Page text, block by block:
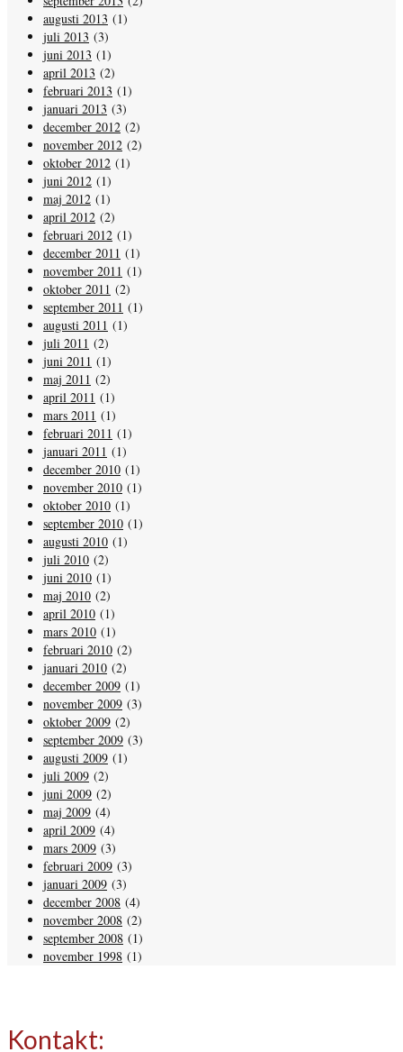
augusti 2013 (1)
juli 2013 (3)
juni 2013 (1)
april 2013 (2)
februari 2013 (1)
januari 2013 (3)
december 2012 (2)
november 2012 (2)
oktober 2012 (1)
juni 2012 (1)
maj 2012 (1)
april 2012 (2)
februari 2012 (1)
december 2011 (1)
november 2011 (1)
oktober 2011 (2)
september 2011 (1)
augusti 2011 (1)
juli 2011 (2)
juni 2011 (1)
maj 2011 (2)
april 2011 (1)
mars 2011 (1)
februari 2011 (1)
januari 2011 (1)
december 2010 (1)
november 2010 (1)
oktober 2010 (1)
september 2010 (1)
augusti 2010 (1)
juli 2010 (2)
juni 2010 (1)
maj 2010 (2)
april 2010 (1)
mars 2010 (1)
februari 2010 (2)
januari 2010 (2)
december 2009 (1)
november 2009 (3)
oktober 2009 (2)
september 2009 (3)
augusti 2009 (1)
juli 2009 (2)
juni 2009 (2)
maj 2009 (4)
april 2009 (4)
mars 2009 (3)
februari 2009 (3)
januari 2009 (3)
december 2008 (4)
november 2008 (2)
september 2008 (1)
november 1998 (1)
Kontakt: